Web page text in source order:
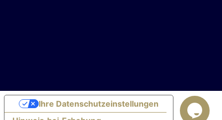
Ihre Datenschutzeinstellungen